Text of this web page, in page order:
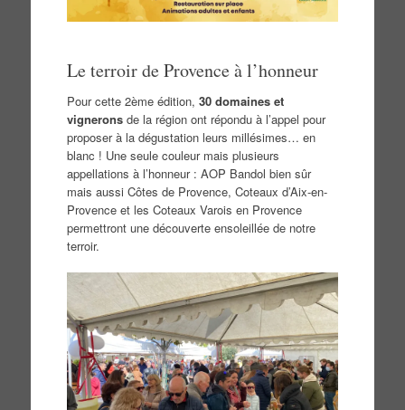
Le terroir de Provence à l’honneur
Pour cette 2ème édition, 30 domaines et
vigneronsde la région ont répondu à l’appel pour
proposer à la dégustation leurs millésimes… en
blanc ! Une seule couleur mais plusieurs
appellations à l’honneur : AOP Bandol bien sûr
mais aussi Côtes de Provence, Coteaux d’Aix-en-
Provence et les Coteaux Varois en Provence
permettront une découverte ensoleillée de notre
terroir.